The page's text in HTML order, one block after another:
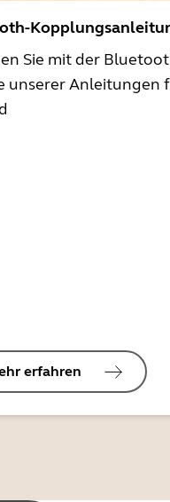
Sie mit der
unserer Anleitungen
erfahren